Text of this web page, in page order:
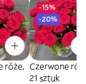
róże,
-15%
-20%
Czerwone
21 sztuk